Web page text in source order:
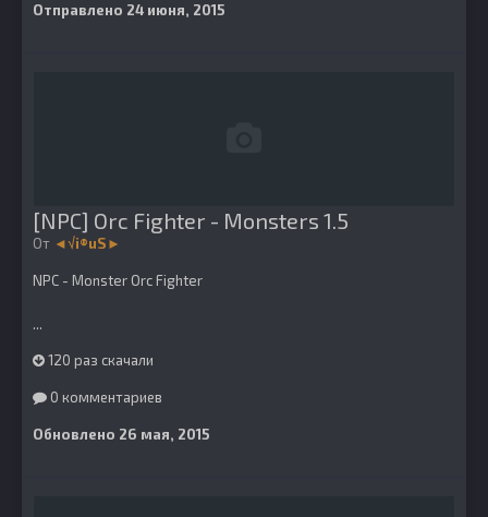
Отправлено 24 июня, 2015
[NPC] Orc Fighter - Monsters 1.5
От ◄√i®uS►
NPC - Monster Orc Fighter
...
120 раз скачали
0 комментариев
Обновлено 26 мая, 2015